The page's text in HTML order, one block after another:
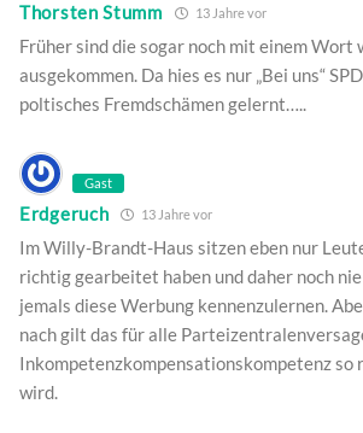
Thorsten Stumm 13 Jahre vor
Früher sind die sogar noch mit einem Wort
ausgekommen. Da hies es nur „Bei uns“
poltisches Fremdschämen gelernt…..
Gast
Erdgeruch 13 Jahre vor
Im Willy-Brandt-Haus sitzen eben nur
richtig gearbeitet haben und daher noch
jemals diese Werbung kennenzulernen.
nach gilt das für alle
Inkompetenzkompensationskompetenz
wird.